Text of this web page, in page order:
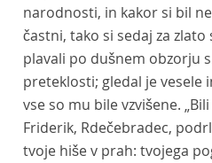
narodnosti, in kakor si bil
častni, tako si sedaj za zlato
plavali po dušnem obzorju
preteklosti; gledal je vesele
vse so mu bile vzvišene.
Friderik, Rdečebradec,
tvoje hiše v prah: tvojega